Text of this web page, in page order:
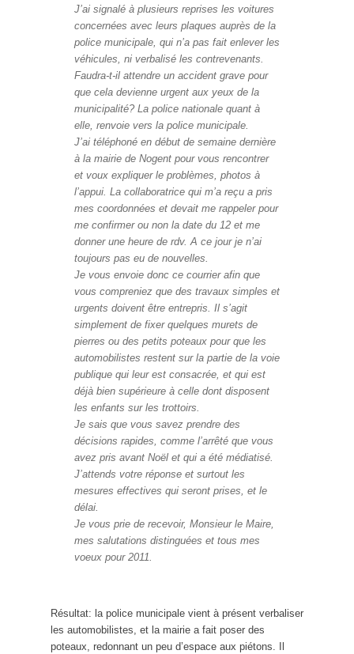
J’ai signalé à plusieurs reprises les voitures
concernées avec leurs plaques auprès de la
police municipale, qui n’a pas fait enlever les
véhicules, ni verbalisé les contrevenants.
Faudra-t-il attendre un accident grave pour
que cela devienne urgent aux yeux de la
municipalité? La police nationale quant à
elle, renvoie vers la police municipale.
J’ai téléphoné en début de semaine dernière
à la mairie de Nogent pour vous rencontrer
et voux expliquer le problèmes, photos à
l’appui. La collaboratrice qui m’a reçu a pris
mes coordonnées et devait me rappeler pour
me confirmer ou non la date du 12 et me
donner une heure de rdv. A ce jour je n’ai
toujours pas eu de nouvelles.
Je vous envoie donc ce courrier afin que
vous compreniez que des travaux simples et
urgents doivent être entrepris. Il s’agit
simplement de fixer quelques murets de
pierres ou des petits poteaux pour que les
automobilistes restent sur la partie de la voie
publique qui leur est consacrée, et qui est
déjà bien supérieure à celle dont disposent
les enfants sur les trottoirs.
Je sais que vous savez prendre des
décisions rapides, comme l’arrêté que vous
avez pris avant Noël et qui a été médiatisé.
J’attends votre réponse et surtout les
mesures effectives qui seront prises, et le
délai.
Je vous prie de recevoir, Monsieur le Maire,
mes salutations distinguées et tous mes
voeux pour 2011.
Résultat: la police municipale vient à présent verbaliser
les automobilistes, et la mairie a fait poser des
poteaux, redonnant un peu d’espace aux piétons. Il